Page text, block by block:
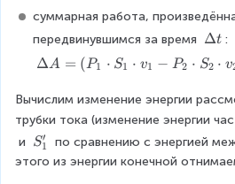
=
P
_
\
c
d
o
t
el
t
a
A
2
=
-
P
суммарная работа,
передвинувшимся за время \
D
el
a
t
Δt :
\
el
t
a
A
=
ΔA = (P1 ⋅ S1 ⋅ v1 − P2 ⋅ S2 ⋅ v
Вычислим изменение энергии
трубки тока (изменение энергии
и S
'
S1
′ по сравнению с энергией
этого из энергии конечной